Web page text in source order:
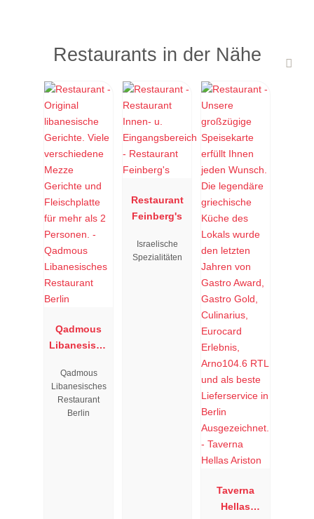
Restaurants in der Nähe
Qadmous
Libanesisch
Restaurant
Qadmous
Libanesisches
Restaurant
Berlin
Restaurant
Feinberg's
Israelische
Spezialitäten
Taverna
Hellas